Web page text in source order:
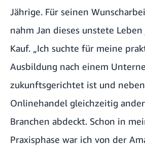
Jährige. Für seinen
nahm Jan dieses unstete
Kauf. „Ich suchte für meine
Ausbildung nach einem
zukunftsgerichtet ist und
Onlinehandel gleichzeitig
Branchen abdeckt. Schon in
Praxisphase war ich von der